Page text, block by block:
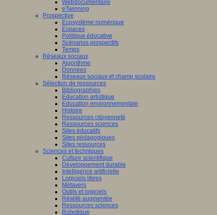
Webdocumentaire
eTwinning
Prospective
Ecosystème numérique
Espaces
Politique éducative
Scénarios prospectifs
Temps
Réseaux sociaux
Algorithme
Données
Réseaux sociaux et champ scolaire
Sélection de ressources
Bibliographies
Education artistique
Education environnementale
Histoire
Ressources citoyenneté
Ressources sciences
Sites éducatifs
Sites pédagogiques
Sites ressources
Sciences et techniques
Culture scientifique
Développement durable
Intelligence artificielle
Logiciels libres
Métavers
Outils et logiciels
Réalité augmentée
Ressources sciences
Robotique